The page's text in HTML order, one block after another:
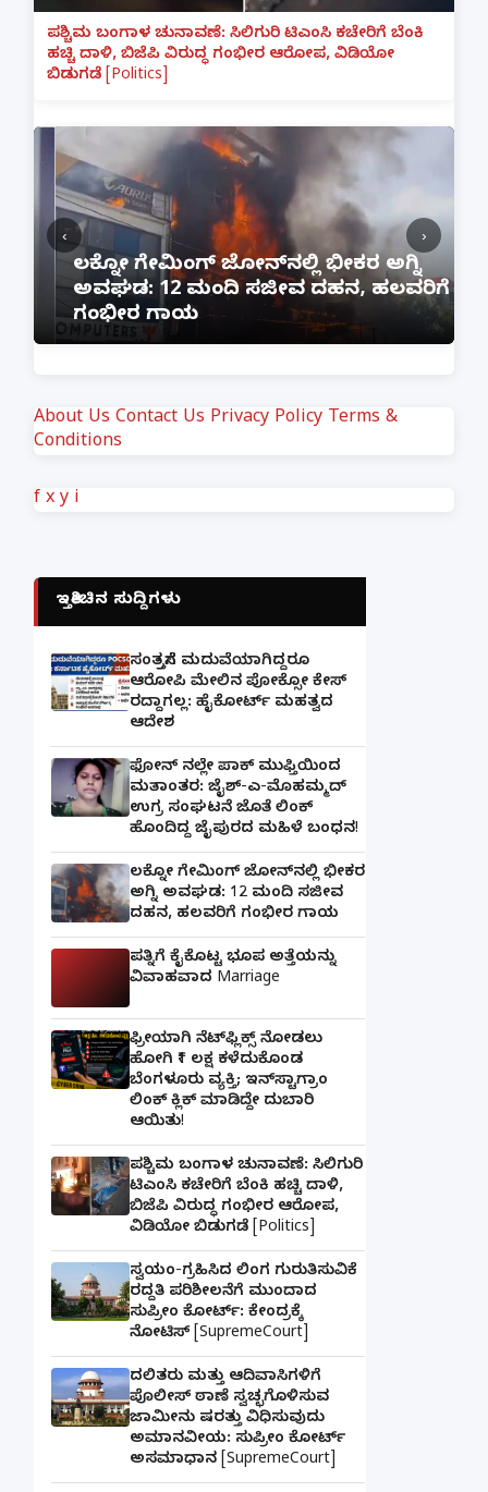
ಪಶ್ಚಿಮ ಬಂಗಾಳ ಚುನಾವಣೆ: ಸಿಲಿಗುರಿ ಟಿಎಂಸಿ ಕಚೇರಿಗೆ ಬೆಂಕಿ
ಹಚ್ಚಿ ದಾಳಿ, ಬಿಜೆಪಿ ವಿರುದ್ಧ ಗಂಭೀರ ಆರೋಪ, ವಿಡಿಯೋ
ಬಿಡುಗಡೆ [Politics]
ಲಕ್ನೋ ಗೇಮಿಂಗ್ ಜೋನ್‌ನಲ್ಲಿ ಭೀಕರ ಅಗ್ನಿ
ಅವಘಡ: 12 ಮಂದಿ ಸಜೀವ ದಹನ, ಹಲವರಿಗೆ
ಗಂಭೀರ ಗಾಯ
‹ ›
About Us Contact Us Privacy Policy Terms &
Conditions
f x y i
ಇತ್ತೀಚಿನ ಸುದ್ದಿಗಳು
ಸಂತ್ರಸ್ತೆಗೆ ಮದುವೆಯಾಗಿದ್ದರೂ
ಆರೋಪಿ ಮೇಲಿನ ಪೋಕ್ಸೋ ಕೇಸ್
ರದ್ದಾಗಲ್ಲ: ಹೈಕೋರ್ಟ್ ಮಹತ್ವದ
ಆದೇಶ
ಫೋನ್ ನಲ್ಲೇ ಪಾಕ್ ಮುಫ್ತಿಯಿಂದ
ಮತಾಂತರ: ಜೈಶ್-ಎ-ಮೊಹಮ್ಮದ್
ಉಗ್ರ ಸಂಘಟನೆ ಜೊತೆ ಲಿಂಕ್
ಹೊಂದಿದ್ದ ಜೈಪುರದ ಮಹಿಳೆ ಬಂಧನ!
ಲಕ್ನೋ ಗೇಮಿಂಗ್ ಜೋನ್‌ನಲ್ಲಿ ಭೀಕರ
ಅಗ್ನಿ ಅವಘಡ: 12 ಮಂದಿ ಸಜೀವ
ದಹನ, ಹಲವರಿಗೆ ಗಂಭೀರ ಗಾಯ
ಪತ್ನಿಗೆ ಕೈಕೊಟ್ಟ ಭೂಪ ಅತ್ತೆಯನ್ನು
ವಿವಾಹವಾದ Marriage
ಫ್ರೀಯಾಗಿ ನೆಟ್‌ಫ್ಲಿಕ್ಸ್ ನೋಡಲು
ಹೋಗಿ ₹1 ಲಕ್ಷ ಕಳೆದುಕೊಂಡ
ಬೆಂಗಳೂರು ವ್ಯಕ್ತಿ; ಇನ್‌ಸ್ಟಾಗ್ರಾಂ
ಲಿಂಕ್ ಕ್ಲಿಕ್ ಮಾಡಿದ್ದೇ ದುಬಾರಿ
ಆಯಿತು!
ಪಶ್ಚಿಮ ಬಂಗಾಳ ಚುನಾವಣೆ: ಸಿಲಿಗುರಿ
ಟಿಎಂಸಿ ಕಚೇರಿಗೆ ಬೆಂಕಿ ಹಚ್ಚಿ ದಾಳಿ,
ಬಿಜೆಪಿ ವಿರುದ್ಧ ಗಂಭೀರ ಆರೋಪ,
ವಿಡಿಯೋ ಬಿಡುಗಡೆ [Politics]
ಸ್ವಯಂ-ಗ್ರಹಿಸಿದ ಲಿಂಗ ಗುರುತಿಸುವಿಕೆ
ರದ್ದತಿ ಪರಿಶೀಲನೆಗೆ ಮುಂದಾದ
ಸುಪ್ರೀಂ ಕೋರ್ಟ್: ಕೇಂದ್ರಕ್ಕೆ
ನೋಟಿಸ್ [SupremeCourt]
ದಲಿತರು ಮತ್ತು ಆದಿವಾಸಿಗಳಿಗೆ
ಪೊಲೀಸ್ ಠಾಣೆ ಸ್ವಚ್ಛಗೊಳಿಸುವ
ಜಾಮೀನು ಷರತ್ತು ವಿಧಿಸುವುದು
ಅಮಾನವೀಯ: ಸುಪ್ರೀಂ ಕೋರ್ಟ್
ಅಸಮಾಧಾನ [SupremeCourt]